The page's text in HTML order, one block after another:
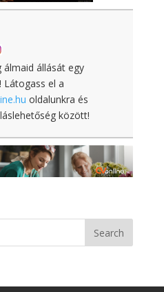
álmaid állását egy
Látogass el a
oldalunkra és
között!